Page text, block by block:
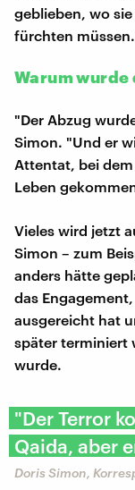
geblieben, wo
fürchten müssen.
Warum wurde
"Der Abzug
Simon. "Und er
Attentat, bei
Leben
Vieles wird jetzt
Simon – zum
anders hätte
das
ausgereicht hat
später terminiert
wurde.
"Der Terror
Qaida, aber
Doris Simon,